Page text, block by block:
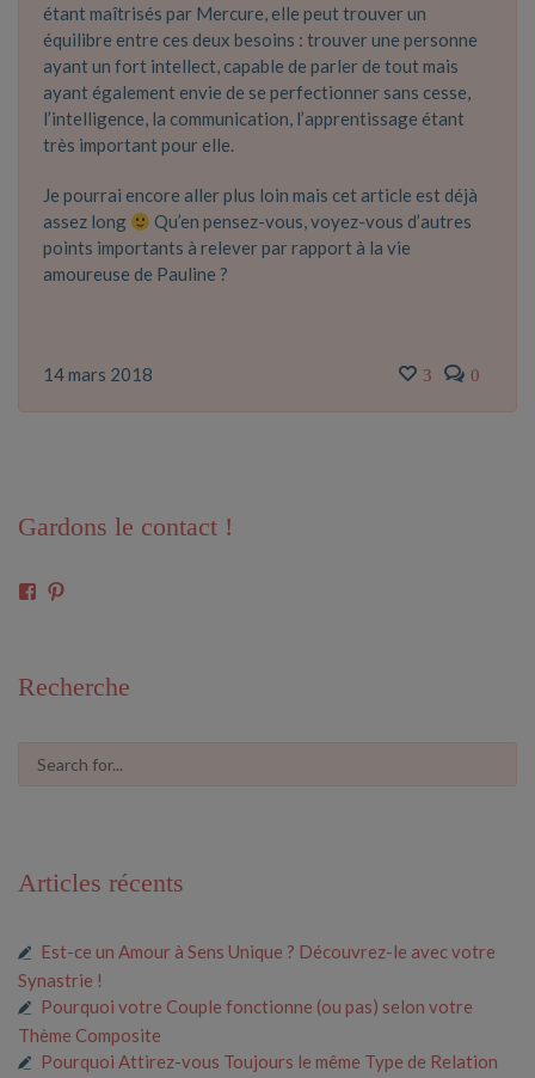
étant maîtrisés par Mercure, elle peut trouver un
équilibre entre ces deux besoins : trouver une personne
ayant un fort intellect, capable de parler de tout mais
ayant également envie de se perfectionner sans cesse,
l’intelligence, la communication, l’apprentissage étant
très important pour elle.
Je pourrai encore aller plus loin mais cet article est déjà
assez long
Qu’en pensez-vous, voyez-vous d’autres
points importants à relever par rapport à la vie
amoureuse de Pauline ?
14 mars 2018 3 0
Gardons le contact !
Voir
sur sur
Recherche
Articles récents
Est-ce un Amour à Sens Unique ? Découvrez-le avec votre
Synastrie !
Pourquoi votre Couple fonctionne (ou pas) selon votre
Thème Composite
Pourquoi Attirez-vous Toujours le même Type de Relation